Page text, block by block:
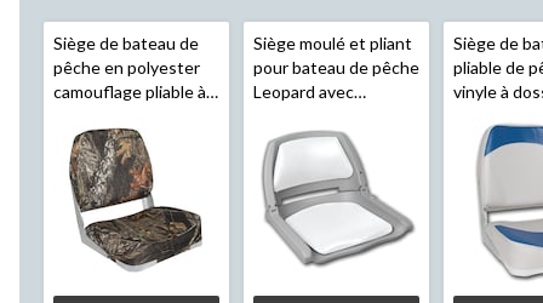
Siège de bateau de
pêche en polyester
camouflage pliable à
19 po H x 16 po la x
14 po P
Siège moulé et pliant
pour bateau de pêche
Leopard avec
marine, 16 po H x 20
po la x 19 po P
Siège de
pliable de
vinyle à
Leopard,
16 po la x